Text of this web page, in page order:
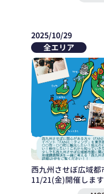
2025/10/29
全エリア
西九州させぼ広域
11/21(金)開催します